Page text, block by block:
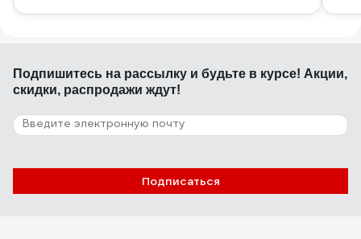
Подпишитесь на рассылку и будьте в курсе! Акции,
скидки, распродажи ждут!
Подписаться